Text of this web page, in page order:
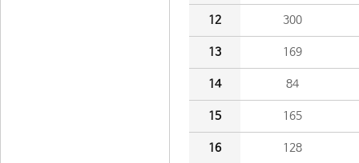
12 300
13 169
14 84
15 165
16 128